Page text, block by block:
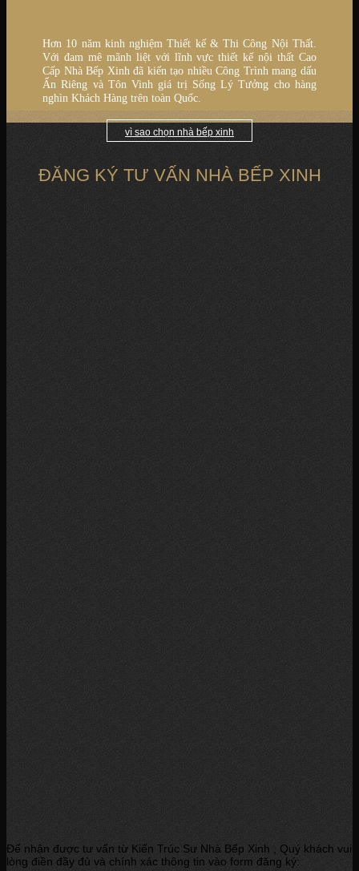
Hơn 10 năm kinh nghiệm Thiết kế & Thi Công Nội Thất.
Với đam mê mãnh liệt với lĩnh vực thiết kế nội thất Cao
Cấp Nhà Bếp Xinh đã kiến tạo nhiều Công Trình mang dấu
Ấn Riêng và Tôn Vinh giá trị Sống Lý Tưởng cho hàng
nghìn Khách Hàng trên toàn Quốc.
vì sao chọn nhà bếp xinh
ĐĂNG KÝ TƯ VẤN NHÀ BẾP XINH
Để nhận được tư vấn từ Kiến Trúc Sư Nhà Bếp Xinh , Quý khách vui
lòng điền đầy đủ và chính xác thông tin vào form đăng ký: